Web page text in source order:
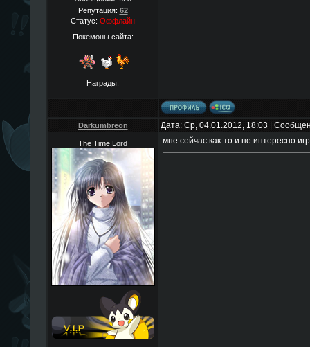
Репутация: 62
Статус: Оффлайн
Покемоны сайта:
Награды:
Darkumbreon Дата: Ср, 04.01.2012, 18:03 |
The Time Lord мне сейчас как-то и не интересно